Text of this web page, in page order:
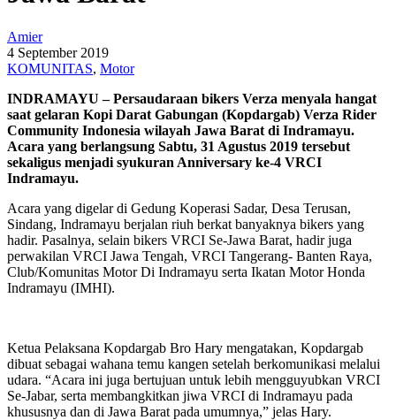
Amier
4 September 2019
KOMUNITAS, Motor
INDRAMAYU – Persaudaraan bikers Verza menyala hangat
saat gelaran Kopi Darat Gabungan (Kopdargab) Verza Rider
Community Indonesia wilayah Jawa Barat di Indramayu.
Acara yang berlangsung Sabtu, 31 Agustus 2019 tersebut
sekaligus menjadi syukuran Anniversary ke-4 VRCI
Indramayu.
Acara yang digelar di Gedung Koperasi Sadar, Desa Terusan,
Sindang, Indramayu berjalan riuh berkat banyaknya bikers yang
hadir. Pasalnya, selain bikers VRCI Se-Jawa Barat, hadir juga
perwakilan VRCI Jawa Tengah, VRCI Tangerang- Banten Raya,
Club/Komunitas Motor Di Indramayu serta Ikatan Motor Honda
Indramayu (IMHI).
Ketua Pelaksana Kopdargab Bro Hary mengatakan, Kopdargab
dibuat sebagai wahana temu kangen setelah berkomunikasi melalui
udara. “Acara ini juga bertujuan untuk lebih mengguyubkan VRCI
Se-Jabar, serta membangkitkan jiwa VRCI di Indramayu pada
khususnya dan di Jawa Barat pada umumnya,” jelas Hary.